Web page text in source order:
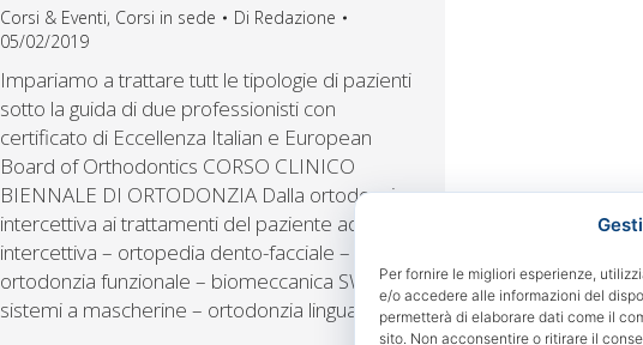
Per fornire le migliori esperienze,
e/o accedere alle informazioni del
permetterà di elaborare dati come il
sito. Non acconsentire o ritirare il
Corsi & Eventi, Corsi in sede Di Redazione
05/02/2019
Impariamo a trattare tutt le tipologie di pazienti
sotto la guida di due professionisti con
certificato di Eccellenza Italian e European
Board of Orthodontics CORSO CLINICO
BIENNALE DI ORTODONZIA Dalla ortodonzia
intercettiva ai trattamenti del paziente adulto: –
intercettiva – ortopedia dento-facciale –
ortodonzia funzionale – biomeccanica SW –
sistemi a mascherine – ortodonzia linguale…